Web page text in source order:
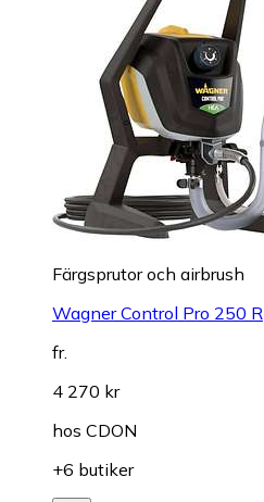
Färgsprutor och airbrush
Wagner Control Pro 250 R
fr.
4 270 kr
hos CDON
+6 butiker